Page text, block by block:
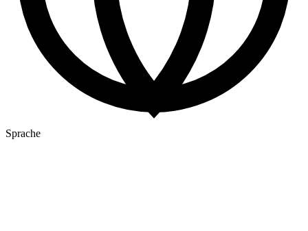
Sprache